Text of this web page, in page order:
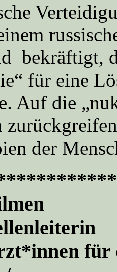
bekräftigt,
für eine
Auf die
der
für